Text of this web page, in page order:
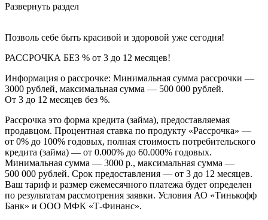
Развернуть раздел
Позволь себе быть красивой и здоровой уже сегодня!
РАССРОЧКА БЕЗ % от 3 до 12 месяцев!
Информация о рассрочке: Минимальная сумма рассрочки —
3000 рублей, максимальная сумма — 500 000 рублей.
От 3 до 12 месяцев без %.
Рассрочка это форма кредита (займа), предоставляемая
продавцом. Процентная ставка по продукту «Рассрочка» —
от 0% до 100% годовых, полная стоимость потребительского
кредита (займа) — от 0.000% до 60.000% годовых.
Минимальная сумма — 3000 р., максимальная сумма —
500 000 рублей. Срок предоставления — от 3 до 12 месяцев.
Ваш тариф и размер ежемесячного платежа будет определен
по результатам рассмотрения заявки. Условия АО «Тинькофф
Банк» и ООО МФК «Т-Финанс».